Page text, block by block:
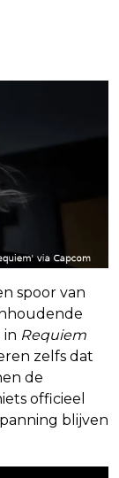
spoor van
in Requiem
zelfs dat
de
officieel
blijven